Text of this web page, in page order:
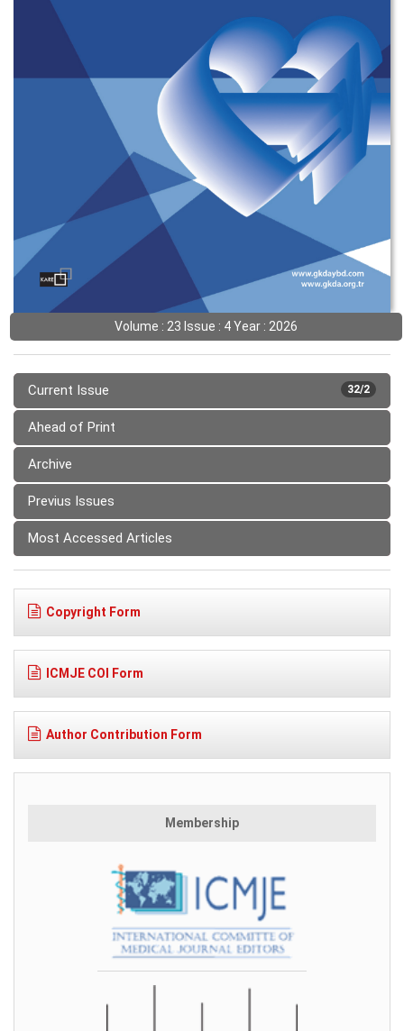
Volume : 23 Issue : 4 Year : 2026
32/2
Current Issue
Ahead of Print
Archive
Previus Issues
Most Accessed Articles
Copyright Form
ICMJE COI Form
Author Contribution Form
Membership